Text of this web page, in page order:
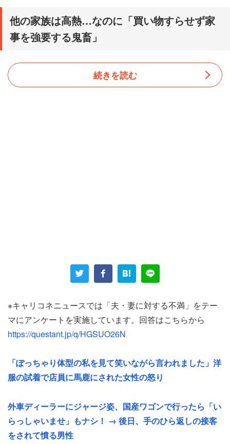
他の家族は高熱…なのに「買い物すらせず家
事を強要する鬼畜」
中に伝染した」というエピソードもあるという。当時、夫
の言動にかなり苛立ったようだ。
なのに通常通り会社に行く……」
すらせず家事を強要する鬼畜」ぶりだった。さらに……。
「食べるものが無いと言うと『缶詰あるじゃーん』と軽い
続きを読む
※キャリコネニュースでは「夫・妻に対する不満」をテー
マにアンケートを実施しています。回答はこちらから
https://questant.jp/q/HGSUO26N
「ぽっちゃり体型の私を見て笑いながら言われました」洋
服の試着で店員に馬鹿にされた女性の怒り
外車ディーラーにジャージ姿、国産ワゴンで行ったら「い
らっしゃいませ」もナシ！ → 後日、手のひら返しの接客
をされて憤る男性